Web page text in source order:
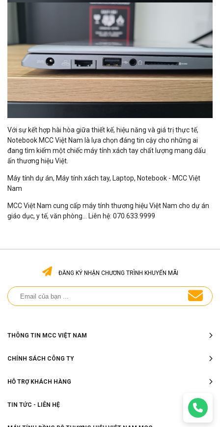
Với sự kết hợp hài hòa giữa thiết kế, hiệu năng và giá trị thực tế,
Notebook MCC Việt Nam là lựa chọn đáng tin cậy cho những ai
đang tìm kiếm một chiếc máy tính xách tay chất lượng mang dấu
ấn thương hiệu Việt.
Máy tính dự án, Máy tính xách tay, Laptop, Notebook - MCC Việt
Nam
MCC Việt Nam cung cấp máy tính thương hiệu Việt Nam cho dự án
giáo dục, y tế, văn phòng... Liên hệ: 070.633.9999
ĐĂNG KÝ NHẬN CHƯƠNG TRÌNH KHUYẾN MÃI
THÔNG TIN MCC VIỆT NAM
CHÍNH SÁCH CÔNG TY
HỖ TRỢ KHÁCH HÀNG
TIN TỨC - LIÊN HỆ